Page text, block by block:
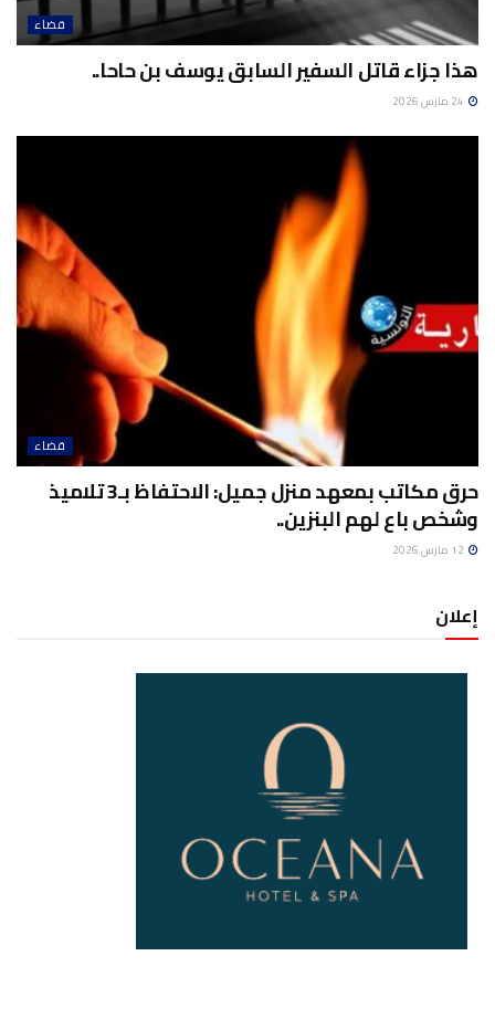
قضاء
هذا جزاء قاتل السفير السابق يوسف بن حاحا..
قضاء
حرق مكاتب بمعهد منزل جميل: الاحتفاظ بـ3 تلاميذ
وشخص باع لهم البنزين..
إعلان